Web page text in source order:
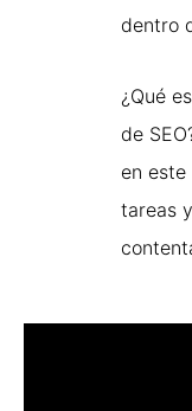
dentro
¿Qué
de
en
tareas